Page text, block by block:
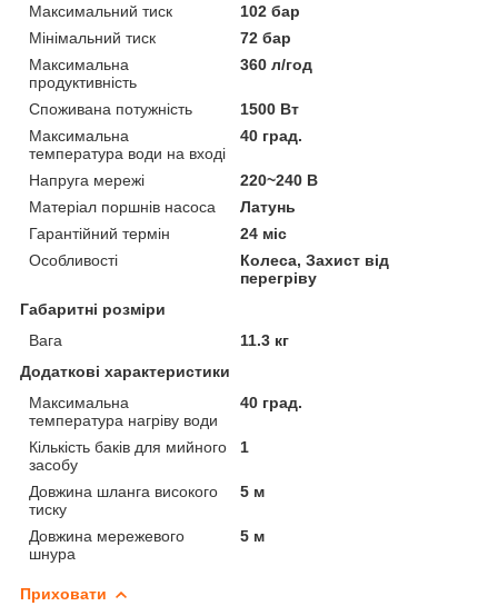
Максимальний тиск
102 бар
Мінімальний тиск
72 бар
Максимальна
продуктивність
360 л/год
Споживана потужність
1500 Вт
Максимальна
температура води на вході
40 град.
Напруга мережі
220~240 В
Матеріал поршнів насоса
Латунь
Гарантійний термін
24 міс
Особливості
Колеса, Захист від
перегріву
Габаритні розміри
Вага
11.3 кг
Додаткові характеристики
Максимальна
температура нагріву води
40 град.
Кількість баків для мийного
засобу
1
Довжина шланга високого
тиску
5 м
Довжина мережевого
шнура
5 м
Приховати